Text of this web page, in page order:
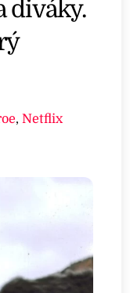
diváky.
,Netflix